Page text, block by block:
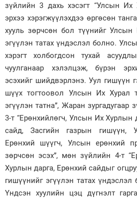
зүйлийн 3 дахь хэсэгт “Улсын
эрхээ хэрэгжүүлэхдээ өргөсөн
хууль зөрчсөн бол түүнийг
эгүүлэн татах үндэслэл болно.
хэрэгт холбогдсон тухай
чуулганаар хэлэлцэж, бүрэн
эсэхийг шийдвэрлэнэ. Уул гишүүн
шүүх тогтоовол Улсын Их Хурал
эгүүлэн татна”, Жаран зургадугаар
3-т “Ерөнхийлөгч, Улсын Их Хурлын
сайд, Засгийн газрын гишүүн,
Ерөнхий шүүгч, Улсын ерөнхий
зөрчсөн эсэх”, мөн зүйлийн 4-т
Хурлын дарга, Ерөнхий сайдыг
гишүүнийг эгүүлэн татах үндэслэл
Үндсэн хуулийн цэц дүгнэлт